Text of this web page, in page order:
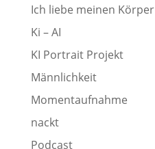
Ich liebe meinen Körper
Ki – AI
KI Portrait Projekt
Männlichkeit
Momentaufnahme
nackt
Podcast